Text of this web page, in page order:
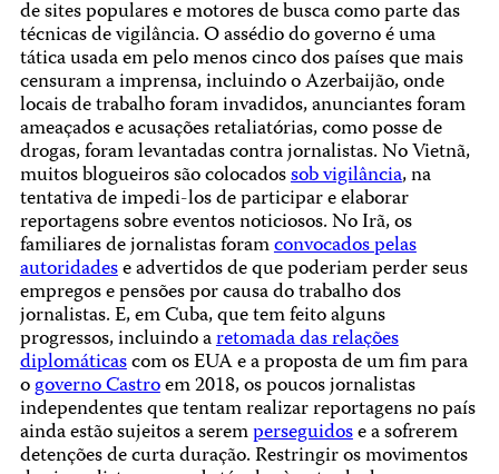
de sites populares e motores de busca como parte das
técnicas de vigilância. O assédio do governo é uma
tática usada em pelo menos cinco dos países que mais
censuram a imprensa, incluindo o Azerbaijão, onde
locais de trabalho foram invadidos, anunciantes foram
ameaçados e acusações retaliatórias, como posse de
drogas, foram levantadas contra jornalistas. No Vietnã,
muitos blogueiros são colocadossob vigilância, na
tentativa de impedi-los de participar e elaborar
reportagens sobre eventos noticiosos. No Irã, os
familiares de jornalistas foramconvocados pelas
autoridadese advertidos de que poderiam perder seus
empregos e pensões por causa do trabalho dos
jornalistas. E, em Cuba, que tem feito alguns
progressos, incluindo aretomada das relações
diplomáticascom os EUA e a proposta de um fim para
ogoverno Castroem 2018, os poucos jornalistas
independentes que tentam realizar reportagens no país
ainda estão sujeitos a seremperseguidose a sofrerem
detenções de curta duração. Restringir os movimentos